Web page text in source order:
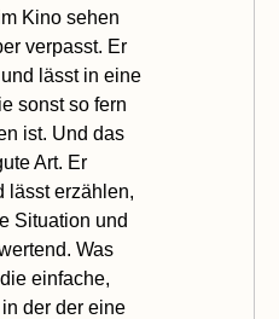
Kino sehen
verpasst. Er
lässt in eine
sonst so fern
ist. Und das
Art. Er
lässt erzählen,
Situation und
Was
einfache,
der der eine